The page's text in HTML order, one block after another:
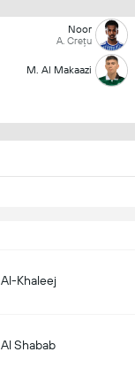
Noor
A. Crețu
M. Al Makaazi
Al-Khaleej
Al Shabab